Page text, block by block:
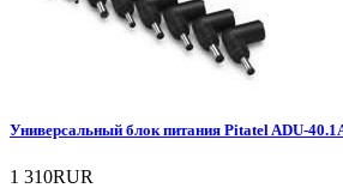
Универсальный блок питания Pitatel ADU-
1 310RUR